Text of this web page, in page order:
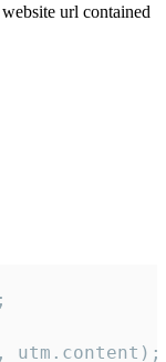
url contained
utm.content);